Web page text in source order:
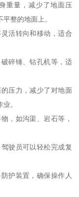
重量，减少了地面压
整的地面上。
活转向和移动，适合
碎锤、钻孔机等，适
压力，减少了对地面
。
，如沟渠、岩石等，
驶员可以轻松完成复
护装置，确保操作人